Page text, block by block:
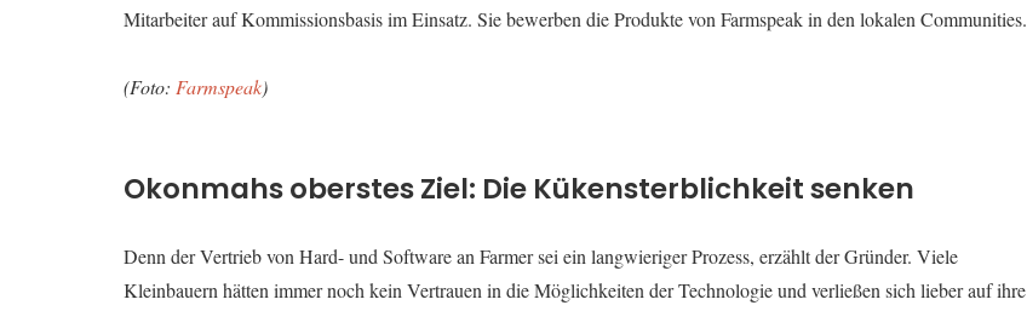
Mitarbeiter auf Kommissionsbasis im Einsatz. Sie bewerben die Produkte von Farmspeak in den lokalen Communities.
(Foto: Farmspeak)
Okonmahs oberstes Ziel: Die Kükensterblichkeit senken
Denn der Vertrieb von Hard- und Software an Farmer sei ein langwieriger Prozess, erzählt der Gründer. Viele
Kleinbauern hätten immer noch kein Vertrauen in die Möglichkeiten der Technologie und verließen sich lieber auf ihre